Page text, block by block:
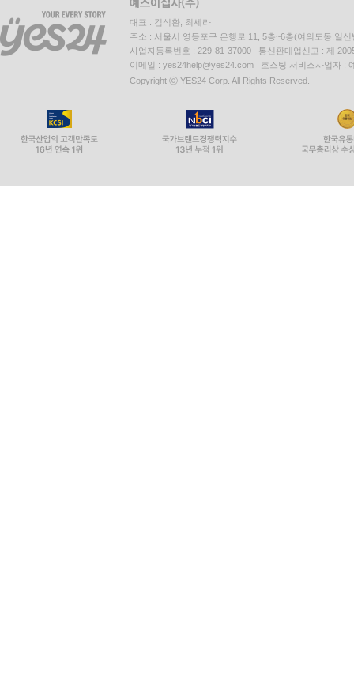
대표 : 김석환, 최세라
주소 : 서울시 영등포구 은행로 11, 5층~6층(여의도동,일신
사업자등록번호 : 229-81-37000 통신판매업신고 : 제
이메일 : yes24help@yes24.com 호스팅 서비스사업자 :
Copyright ⓒ YES24 Corp. All Rights Reserved.